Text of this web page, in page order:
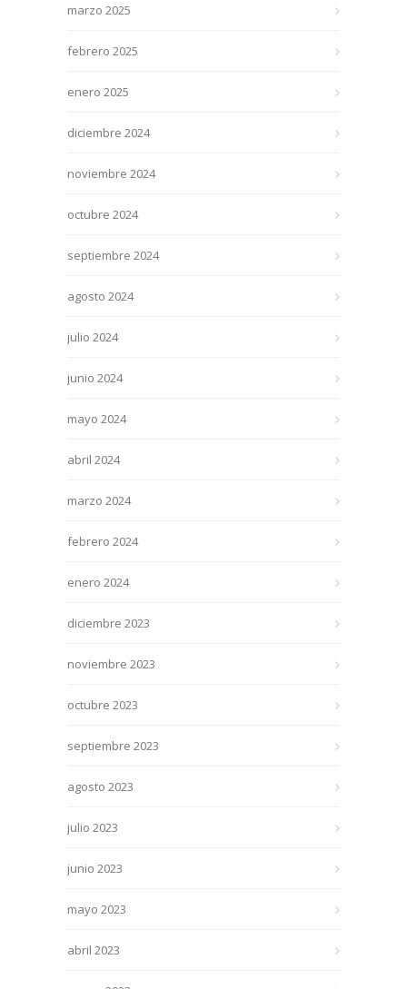
marzo 2025
febrero 2025
enero 2025
diciembre 2024
noviembre 2024
octubre 2024
septiembre 2024
agosto 2024
julio 2024
junio 2024
mayo 2024
abril 2024
marzo 2024
febrero 2024
enero 2024
diciembre 2023
noviembre 2023
octubre 2023
septiembre 2023
agosto 2023
julio 2023
junio 2023
mayo 2023
abril 2023